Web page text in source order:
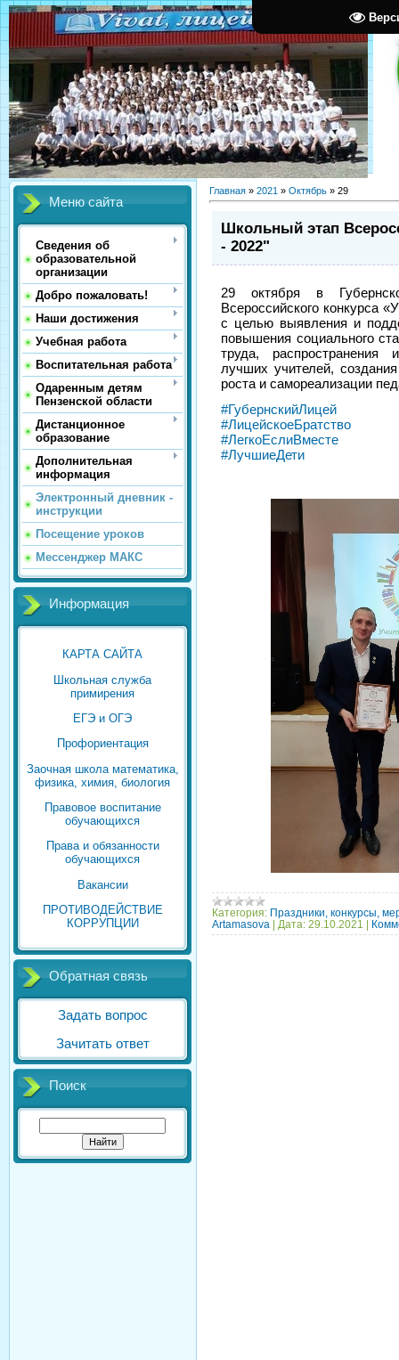
Меню сайта
Сведения об
образовательной
организации
Добро пожаловать!
Наши достижения
Учебная работа
Воспитательная работа
Одаренным детям
Пензенской области
Дистанционное
образование
Дополнительная
информация
Электронный дневник -
инструкции
Посещение уроков
Мессенджер МАКС
Информация
КАРТА САЙТА
Школьная служба
примирения
ЕГЭ и ОГЭ
Профориентация
Заочная школа математика,
физика, химия, биология
Правовое воспитание
обучающихся
Права и обязанности
обучающихся
Вакансии
ПРОТИВОДЕЙСТВИЕ
КОРРУПЦИИ
Обратная связь
Задать вопрос
Зачитать ответ
Поиск
Главная » 2021 » Октябрь » 29
Школьный этап
- 2022"
29 октября в
Всероссийского конкурса
с целью выявления и
повышения социального
труда, распространения
лучших учителей,
роста и самореализации
#ГубернскийЛицей
#ЛицейскоеБратство
#ЛегкоЕслиВместе
#ЛучшиеДети
Категория: Праздники, конкурсы,
Artamasova | Дата: 29.10.2021 |